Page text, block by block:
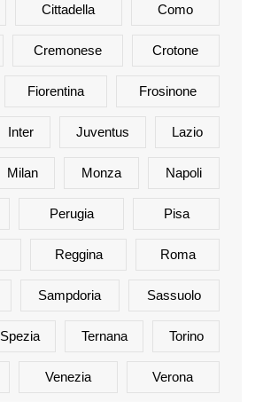
Cittadella Como
Cremonese Crotone
Fiorentina Frosinone
Inter Juventus Lazio
Milan Monza Napoli
Perugia Pisa
Reggina Roma
Sampdoria Sassuolo
Spezia Ternana Torino
Venezia Verona